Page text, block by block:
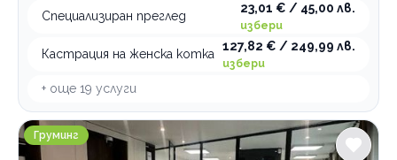
Специализиран преглед
23,01 € / 45,00 лв.
избери
Кастрация на женска котка
127,82 € / 249,99 лв.
избери
+ още 19 услуги
Груминг салон Pet Star Groom
Груминг